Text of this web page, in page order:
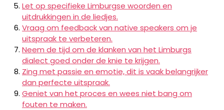
Let op specifieke Limburgse woorden en
uitdrukkingen in de liedjes.
Vraag om feedback van native speakers om je
uitspraak te verbeteren.
Neem de tijd om de klanken van het Limburgs
dialect goed onder de knie te krijgen.
Zing met passie en emotie, dit is vaak belangrijker
dan perfecte uitspraak.
Geniet van het proces en wees niet bang om
fouten te maken.